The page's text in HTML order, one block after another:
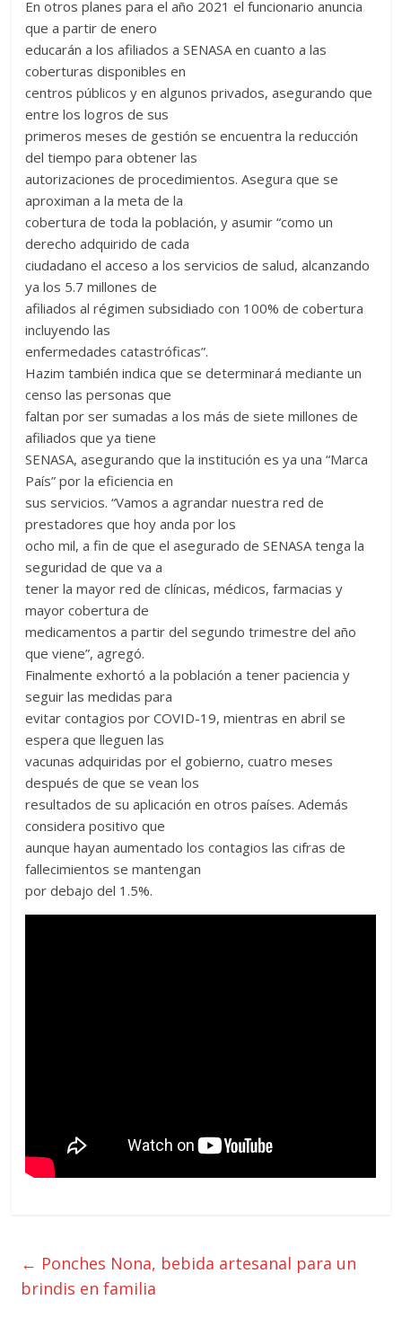
En otros planes para el año 2021 el funcionario anuncia
que a partir de enero
educarán a los afiliados a SENASA en cuanto a las
coberturas disponibles en
centros públicos y en algunos privados, asegurando que
entre los logros de sus
primeros meses de gestión se encuentra la reducción
del tiempo para obtener las
autorizaciones de procedimientos. Asegura que se
aproximan a la meta de la
cobertura de toda la población, y asumir “como un
derecho adquirido de cada
ciudadano el acceso a los servicios de salud, alcanzando
ya los 5.7 millones de
afiliados al régimen subsidiado con 100% de cobertura
incluyendo las
enfermedades catastróficas”.
Hazim también indica que se determinará mediante un
censo las personas que
faltan por ser sumadas a los más de siete millones de
afiliados que ya tiene
SENASA, asegurando que la institución es ya una “Marca
País” por la eficiencia en
sus servicios. “Vamos a agrandar nuestra red de
prestadores que hoy anda por los
ocho mil, a fin de que el asegurado de SENASA tenga la
seguridad de que va a
tener la mayor red de clínicas, médicos, farmacias y
mayor cobertura de
medicamentos a partir del segundo trimestre del año
que viene”, agregó.
Finalmente exhortó a la población a tener paciencia y
seguir las medidas para
evitar contagios por COVID-19, mientras en abril se
espera que lleguen las
vacunas adquiridas por el gobierno, cuatro meses
después de que se vean los
resultados de su aplicación en otros países. Además
considera positivo que
aunque hayan aumentado los contagios las cifras de
fallecimientos se mantengan
por debajo del 1.5%.
← Ponches Nona, bebida artesanal para un
brindis en familia